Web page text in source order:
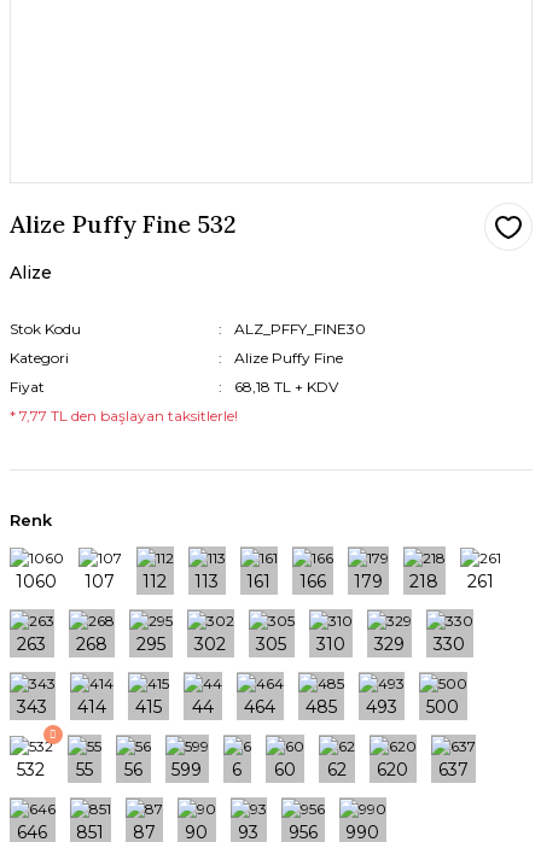
Alize Puffy Fine 532
Alize
Stok Kodu
ALZ_PFFY_FINE30
Kategori
Alize Puffy Fine
Fiyat
68,18 TL + KDV
* 7,77 TL den başlayan taksitlerle!
Renk